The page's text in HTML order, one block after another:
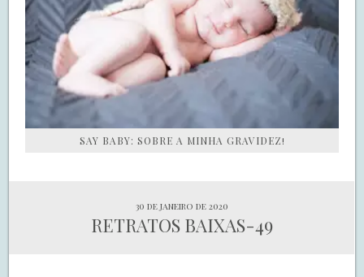
SAY BABY: SOBRE A MINHA GRAVIDEZ!
30 de janeiro de 2020
RETRATOS BAIXAS-49